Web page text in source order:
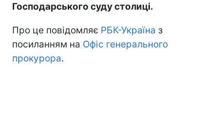
Господарського суду столиці.
Про це повідомляє РБК-Україна з
посиланням на Офіс генерального
прокурора.